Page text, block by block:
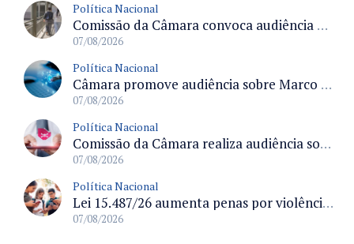
Política Nacional
Comissão da Câmara convoca audiência para discutir misoginia nas escolas e universidades após divulgação de listas misóginas
07/08/2026
Política Nacional
Câmara promove audiência sobre Marco de Fomento à Economia Digital e impactos da inteligência artificial
07/08/2026
Política Nacional
Comissão da Câmara realiza audiência sobre apostas online para medir o tamanho do mercado ilegal
07/08/2026
Política Nacional
Lei 15.487/26 aumenta penas por violência sexual digital contra crianças e adolescentes e autoriza ronda virtual para investigação
07/08/2026